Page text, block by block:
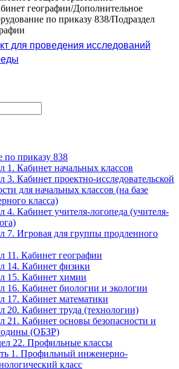
географии/Дополнительное
по приказу 838/Подраздел
для проведения исследований
по приказу 838
1. Кабинет начальных классов
3. Кабинет проектно-исследовательской
для начальных классов (на базе
класса)
4. Кабинет учителя-логопеда (учителя-
7. Игровая для группы продленного
11. Кабинет географии
14. Кабинет физики
15. Кабинет химии
16. Кабинет биологии и экологии
17. Кабинет математики
20. Кабинет труда (технологии)
21. Кабинет основы безопасности и
(ОБЗР)
22. Профильные классы
1. Профильный инженерно-
класс